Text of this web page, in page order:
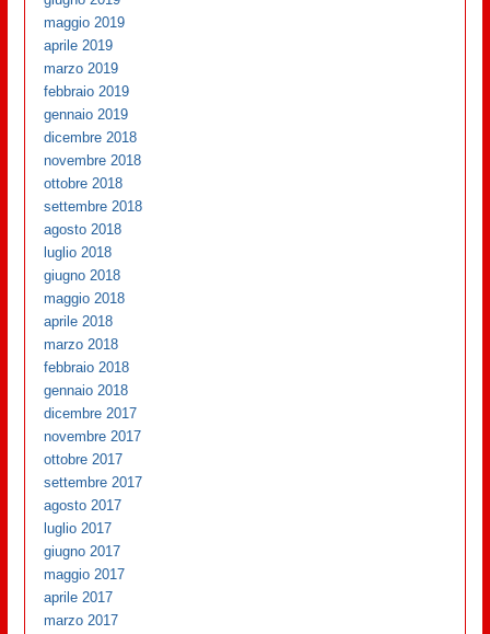
maggio 2019
aprile 2019
marzo 2019
febbraio 2019
gennaio 2019
dicembre 2018
novembre 2018
ottobre 2018
settembre 2018
agosto 2018
luglio 2018
giugno 2018
maggio 2018
aprile 2018
marzo 2018
febbraio 2018
gennaio 2018
dicembre 2017
novembre 2017
ottobre 2017
settembre 2017
agosto 2017
luglio 2017
giugno 2017
maggio 2017
aprile 2017
marzo 2017